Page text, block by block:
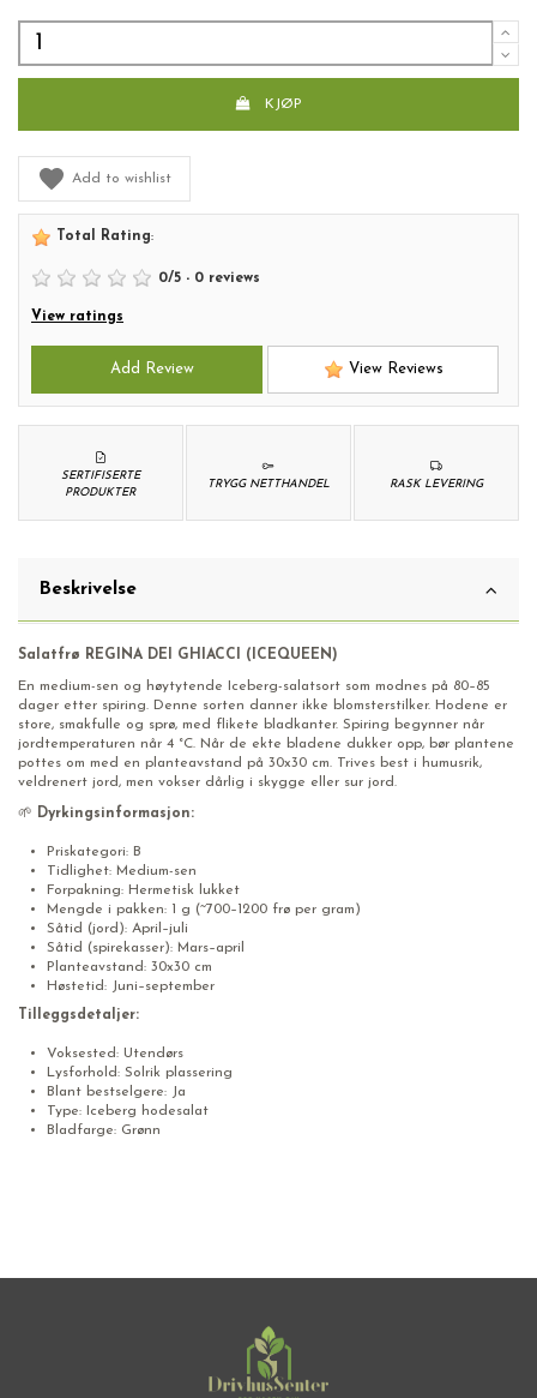
KJØP
Add to wishlist
Total Rating:
0/5 - 0 reviews
View ratings
Add Review View Reviews
RASK LEVERING
TRYGG NETTHANDEL
SERTIFISERTE
PRODUKTER
Beskrivelse
Salatfrø REGINA DEI GHIACCI (ICEQUEEN)
En medium-sen og høytytende Iceberg-salatsort som modnes på 80–85
dager etter spiring. Denne sorten danner ikke blomsterstilker. Hodene er
store, smakfulle og sprø, med flikete bladkanter. Spiring begynner når
jordtemperaturen når 4 °C. Når de ekte bladene dukker opp, bør plantene
pottes om med en planteavstand på 30x30 cm. Trives best i humusrik,
veldrenert jord, men vokser dårlig i skygge eller sur jord.
🌱 Dyrkingsinformasjon:
Priskategori: B
Tidlighet: Medium-sen
Forpakning: Hermetisk lukket
Mengde i pakken: 1 g (~700–1200 frø per gram)
Såtid (jord): April–juli
Såtid (spirekasser): Mars–april
Planteavstand: 30x30 cm
Høstetid: Juni–september
Tilleggsdetaljer:
Voksested: Utendørs
Lysforhold: Solrik plassering
Blant bestselgere: Ja
Type: Iceberg hodesalat
Bladfarge: Grønn